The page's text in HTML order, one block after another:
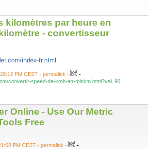
kilomètres par heure en
- convertisseur
index-fr.html
PM CEST - permalink - -
convertir-speed-de-kmh-en-minkm.html?val=90
Online - Use Our Metric
Free
PM CEST - permalink - -